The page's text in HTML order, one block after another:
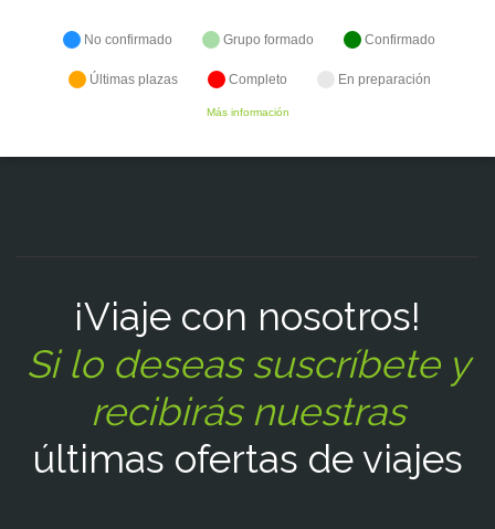
No confirmado Grupo formado Confirmado
Últimas plazas Completo En preparación
Más información
¡Viaje con nosotros!
Si lo deseas suscríbete y
recibirás nuestras
últimas ofertas de viajes